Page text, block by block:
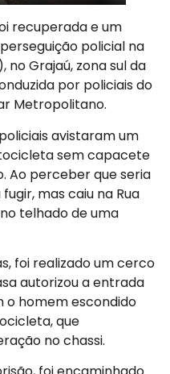
recuperada e um
policial na
Grajaú, zona sul da
por policiais do
Metropolitano.
avistaram um
sem capacete
Ao perceber que seria
mas caiu na Rua
telhado de uma
foi realizado um cerco
autorizou a entrada
o homem escondido
que
no chassi.